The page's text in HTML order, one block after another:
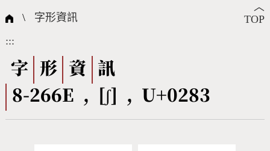
國際字碼相關組織
筆畫查詢
筆順序查詢
CNS查詢 Unicode查詢
全字庫授權 轉碼Web Service
個人電腦造字處理工具
字形下載
問題集
熱門查詢統計
︿
TOP
\ 字形資訊
:::
字 形 資
訊
8-266E , [ʃ] , U+0283